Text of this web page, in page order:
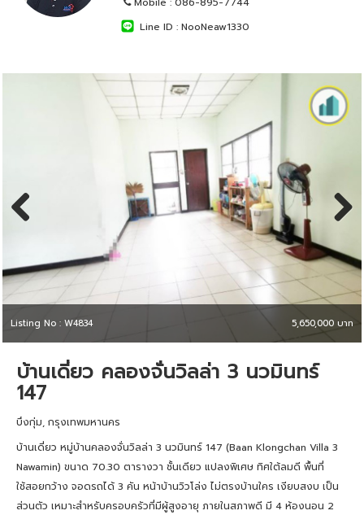
Line ID : NooNeaw1330
Listing No : W4834 5,650,000 บาท
บ้านเดี่ยว คลองจั่นวิลล่า 3 นวมินทร์
147
บึงกุ่ม, กรุงเทพมหานคร
บ้านเดี่ยว หมู่บ้านคลองจั่นวิลล่า 3 นวมินทร์ 147 (Baan Klongchan Villa 3
Nawamin) ขนาด 70.30 ตารางวา ชั้นเดียว แปลงพิเศษ ทิศใต้ลมดี พื้นที่
ใช้สอยกว้าง จอดรถได้ 3 คัน หน้าบ้านวิวโล่ง ไม่ตรงบ้านใคร เงียบสงบ เป็น
ส่วนตัว เหมาะสำหรับครอบครัวที่มีผู้สูงอายุ ภายในสภาพดี มี 4 ห้องนอน 2